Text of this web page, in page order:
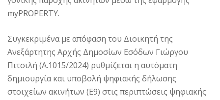
myPROPERTY.
Συγκεκριμένα με απόφαση του Διοικητή της
Ανεξάρτητης Αρχής Δημοσίων Εσόδων Γιώργου
Πιτσιλή (Α.1015/2024) ρυθμίζεται η αυτόματη
δημιουργία και υποβολή ψηφιακής δήλωσης
στοιχείων ακινήτων (Ε9) στις περιπτώσεις ψηφιακής